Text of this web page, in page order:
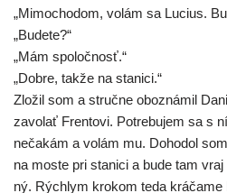
„Mimochodom, volám sa Lucius.
„Budete?“
„Mám spoločnosť.“
„Dobre, tak­že na stanici.“
Zložil som a struč­ne obo­zná­mil
zavo­lať Frentovi. Potrebujem sa s
neča­kám a volám mu. Dohodol
na mos­te pri sta­ni­ci a bude tam
ný. Rýchlym kro­kom teda